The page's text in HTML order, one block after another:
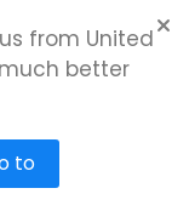
from United
better
to